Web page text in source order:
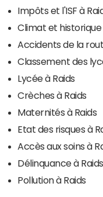
Impôts et l'ISF à
Climat et
Accidents de la
Classement des
Lycée à Raids
Crèches à Raids
Maternités à Raids
Etat des risques à
Accès aux soins à
Délinquance à Raids
Pollution à Raids